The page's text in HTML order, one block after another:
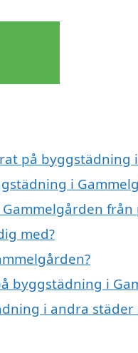
på
i
med?
byggstädning i
i andra